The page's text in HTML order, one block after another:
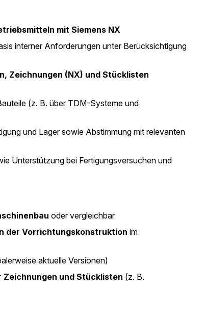
mit Siemens NX
interner Anforderungen unter Berücksichtigung
Zeichnungen (NX) und Stücklisten
(z. B. über TDM-Systeme und
und Lager sowie Abstimmung mit relevanten
Unterstützung bei Fertigungsversuchen und
oder vergleichbar
der Vorrichtungskonstruktion im
aktuelle Versionen)
und Stücklisten (z. B.